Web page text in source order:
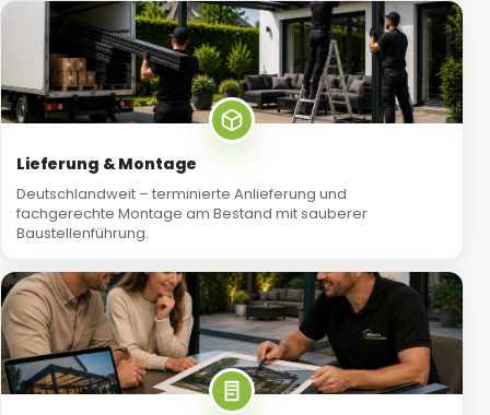
Lieferung & Montage
Deutschlandweit – terminierte Anlieferung und
fachgerechte Montage am Bestand mit sauberer
Baustellenführung.